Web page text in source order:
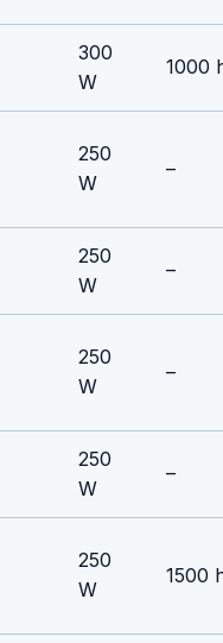
300
W
1000
250
W
–
250
W
–
250
W
–
250
W
–
250
W
1500